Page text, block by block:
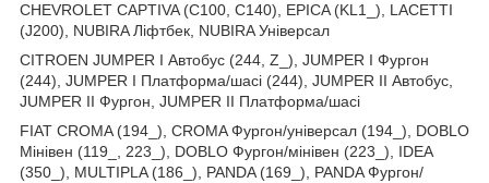
CHEVROLET CAPTIVA (C100, C140), EPICA (KL1_), LACETTI
(J200), NUBIRA Ліфтбек, NUBIRA Універсал
CITROEN JUMPER I Автобус (244, Z_), JUMPER I Фургон
(244), JUMPER I Платформа/шасі (244), JUMPER II Автобус,
JUMPER II Фургон, JUMPER II Платформа/шасі
FIAT CROMA (194_), CROMA Фургон/універсал (194_), DOBLO
Мінівен (119_, 223_), DOBLO Фургон/мінівен (223_), IDEA
(350_), MULTIPLA (186_), PANDA (169_), PANDA Фургон/